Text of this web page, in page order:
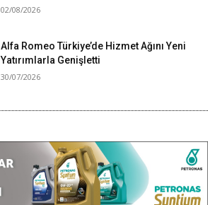
02/08/2026
Alfa Romeo Türkiye’de Hizmet Ağını Yeni
Yatırımlarla Genişletti
30/07/2026